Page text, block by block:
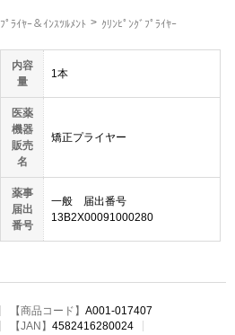
ﾌﾟﾗｲﾔｰ＆ｲﾝｽﾂﾙﾒﾝﾄ ｸﾘﾝﾋﾟﾝｸﾞﾌﾟﾗｲﾔｰ
内容
量
1本
医薬
機器
販売
名
矯正プライヤー
薬事
届出
番号
一般 届出番号
13B2X00091000280
【商品コード】A001-017407
【JAN】4582416280024